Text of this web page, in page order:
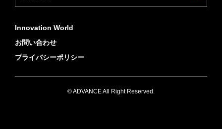
Innovation World
お問い合わせ
プライバシーポリシー
© ADVANCE All Right Reserved.